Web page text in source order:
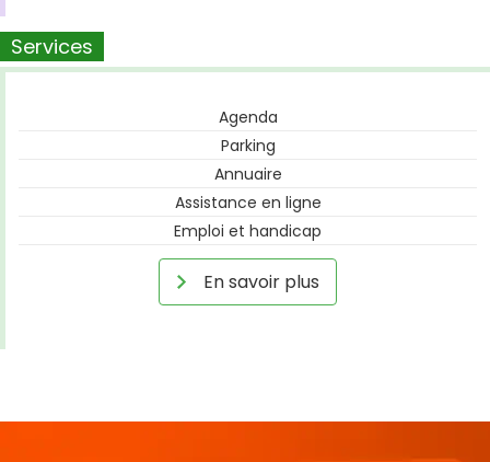
Services
Agenda
Parking
Annuaire
Assistance en ligne
Emploi et handicap
En savoir plus